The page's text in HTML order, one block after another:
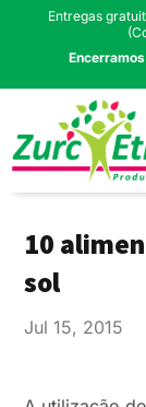
Entregas
10
sol
Jul 15, 2015